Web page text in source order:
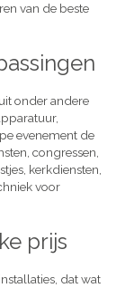
van de beste
onder andere
evenement de
congressen,
kerkdiensten,
voor
prijs
dat wat